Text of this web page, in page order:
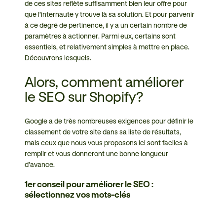
de ces sites reflète suffisamment bien leur offre pour
que l’internaute y trouve là sa solution. Et pour parvenir
à ce degré de pertinence, il y a un certain nombre de
paramètres à actionner. Parmi eux, certains sont
essentiels, et relativement simples à mettre en place.
Découvrons lesquels.
Alors, comment améliorer
le SEO sur Shopify?
Google a de très nombreuses exigences pour définir le
classement de votre site dans sa liste de résultats,
mais ceux que nous vous proposons ici sont faciles à
remplir et vous donneront une bonne longueur
d’avance.
1er conseil pour améliorer le SEO :
sélectionnez vos mots-clés